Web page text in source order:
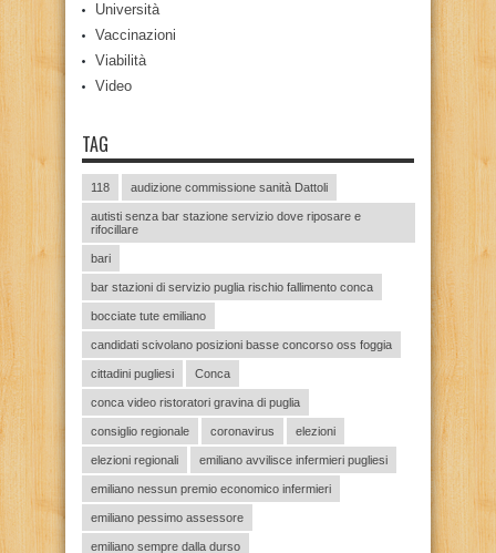
Università
Vaccinazioni
Viabilità
Video
TAG
118 audizione commissione sanità Dattoli
autisti senza bar stazione servizio dove riposare e
rifocillare
bari
bar stazioni di servizio puglia rischio fallimento conca
bocciate tute emiliano
candidati scivolano posizioni basse concorso oss foggia
cittadini pugliesi Conca
conca video ristoratori gravina di puglia
consiglio regionale coronavirus elezioni
elezioni regionali emiliano avvilisce infermieri pugliesi
emiliano nessun premio economico infermieri
emiliano pessimo assessore
emiliano sempre dalla durso